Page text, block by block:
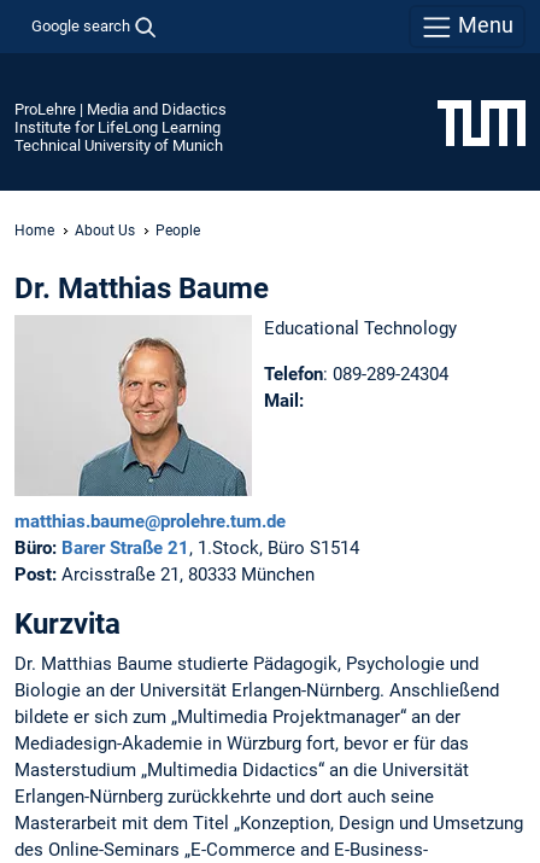
Google search Menu
ProLehre | Media and Didactics
Institute for LifeLong Learning
Technical University of Munich
Home About Us People
Dr. Matthias Baume
Educational Technology
Telefon: 089-289-24304
Mail:
matthias.baume@prolehre.tum.de
Büro: Barer Straße 21 , 1.Stock, Büro S1514
Post: Arcisstraße 21, 80333 München
Kurzvita
Dr. Matthias Baume studierte Pädagogik, Psychologie und
Biologie an der Universität Erlangen-Nürnberg. Anschließend
bildete er sich zum „Multimedia Projektmanager“ an der
Mediadesign-Akademie in Würzburg fort, bevor er für das
Masterstudium „Multimedia Didactics“ an die Universität
Erlangen-Nürnberg zurückkehrte und dort auch seine
Masterarbeit mit dem Titel „Konzeption, Design und Umsetzung
des Online-Seminars „E-Commerce and E-Business-